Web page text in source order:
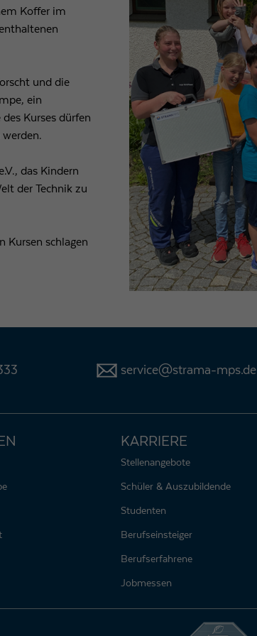
Koffer im
und die
ein
Kurses dürfen
das Kindern
der Technik zu
Kursen schlagen
service@strama-mps.de
KARRIERE
Stellenangebote
Schüler & Auszubildende
Studenten
Berufseinsteiger
Berufserfahrene
Jobmessen
1 Tag
Wird von Google Analytics verwendet, um die
Anforderungsrate einzuschränken
_gid
Registriert eine eindeutige ID, die verwendet wird, um
statistische Daten dazu, wie der Besucher die Website
nutzt, zu generieren.